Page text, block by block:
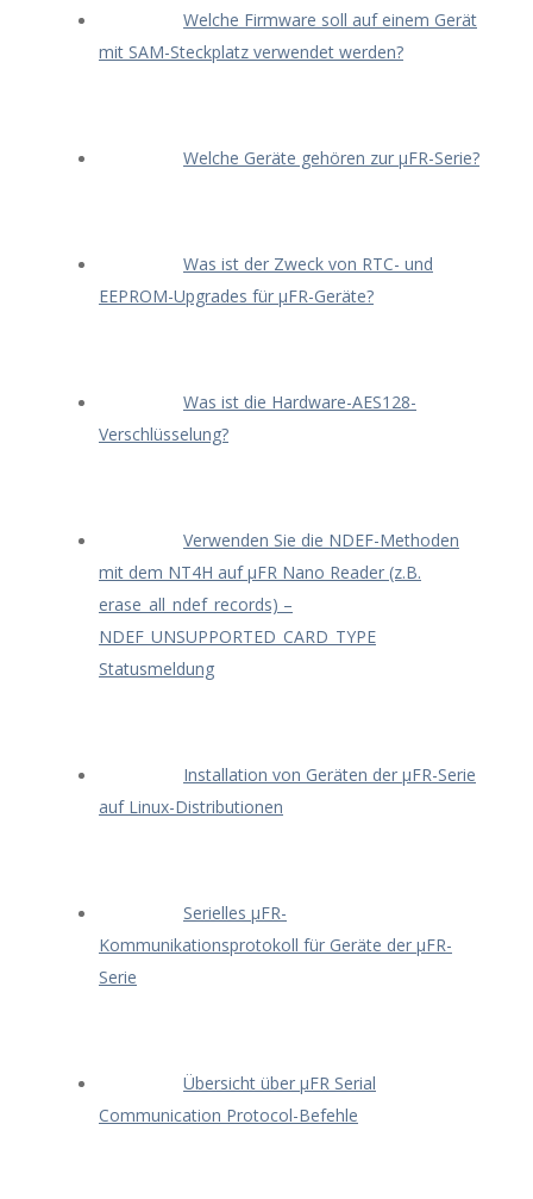
Welche Firmware soll auf einem Gerät
mit SAM-Steckplatz verwendet werden?
Welche Geräte gehören zur μFR-Serie?
Was ist der Zweck von RTC- und
EEPROM-Upgrades für μFR-Geräte?
Was ist die Hardware-AES128-
Verschlüsselung?
Verwenden Sie die NDEF-Methoden
mit dem NT4H auf μFR Nano Reader (z.B.
erase_all_ndef_records) –
NDEF_UNSUPPORTED_CARD_TYPE
Statusmeldung
Installation von Geräten der μFR-Serie
auf Linux-Distributionen
Serielles μFR-
Kommunikationsprotokoll für Geräte der μFR-
Serie
Übersicht über μFR Serial
Communication Protocol-Befehle